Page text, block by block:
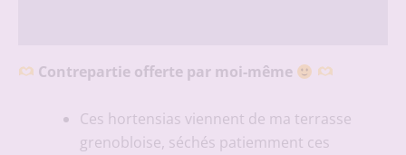
Contrepartie offerte par moi-même
Ces hortensias viennent de ma terrasse
grenobloise, séchés patiemment ces